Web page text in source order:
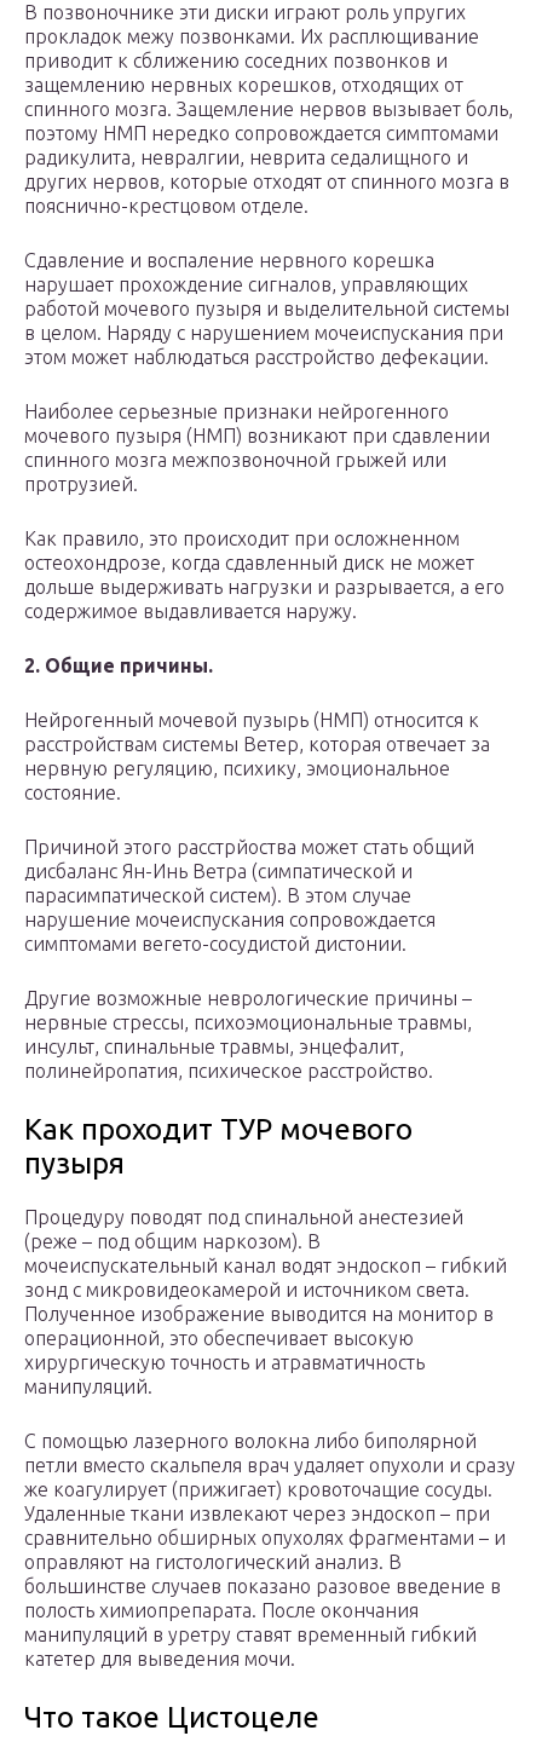
В позвоночнике эти диски играют роль упругих
прокладок межу позвонками. Их расплющивание
приводит к сближению соседних позвонков и
защемлению нервных корешков, отходящих от
спинного мозга. Защемление нервов вызывает боль,
поэтому НМП нередко сопровождается симптомами
радикулита, невралгии, неврита седалищного и
других нервов, которые отходят от спинного мозга в
пояснично-крестцовом отделе.
Сдавление и воспаление нервного корешка
нарушает прохождение сигналов, управляющих
работой мочевого пузыря и выделительной системы
в целом. Наряду с нарушением мочеиспускания при
этом может наблюдаться расстройство дефекации.
Наиболее серьезные признаки нейрогенного
мочевого пузыря (НМП) возникают при сдавлении
спинного мозга межпозвоночной грыжей или
протрузией.
Как правило, это происходит при осложненном
остеохондрозе, когда сдавленный диск не может
дольше выдерживать нагрузки и разрывается, а его
содержимое выдавливается наружу.
2. Общие причины.
Нейрогенный мочевой пузырь (НМП) относится к
расстройствам системы Ветер, которая отвечает за
нервную регуляцию, психику, эмоциональное
состояние.
Причиной этого расстрйоства может стать общий
дисбаланс Ян-Инь Ветра (симпатической и
парасимпатической систем). В этом случае
нарушение мочеиспускания сопровождается
симптомами вегето-сосудистой дистонии.
Другие возможные неврологические причины –
нервные стрессы, психоэмоциональные травмы,
инсульт, спинальные травмы, энцефалит,
полинейропатия, психическое расстройство.
Как проходит ТУР мочевого
пузыря
Процедуру поводят под спинальной анестезией
(реже – под общим наркозом). В
мочеиспускательный канал водят эндоскоп – гибкий
зонд с микровидеокамерой и источником света.
Полученное изображение выводится на монитор в
операционной, это обеспечивает высокую
хирургическую точность и атравматичность
манипуляций.
С помощью лазерного волокна либо биполярной
петли вместо скальпеля врач удаляет опухоли и сразу
же коагулирует (прижигает) кровоточащие сосуды.
Удаленные ткани извлекают через эндоскоп – при
сравнительно обширных опухолях фрагментами – и
оправляют на гистологический анализ. В
большинстве случаев показано разовое введение в
полость химиопрепарата. После окончания
манипуляций в уретру ставят временный гибкий
катетер для выведения мочи.
Что такое Цистоцеле